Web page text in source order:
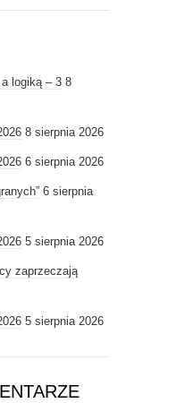
logiką – 3 8
8 sierpnia 2026
6 sierpnia 2026
6 sierpnia
5 sierpnia 2026
zaprzeczają
5 sierpnia 2026